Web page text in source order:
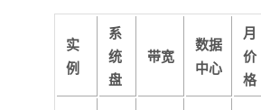
实
例
系
统
盘
带宽
数据
中心
月
价
格